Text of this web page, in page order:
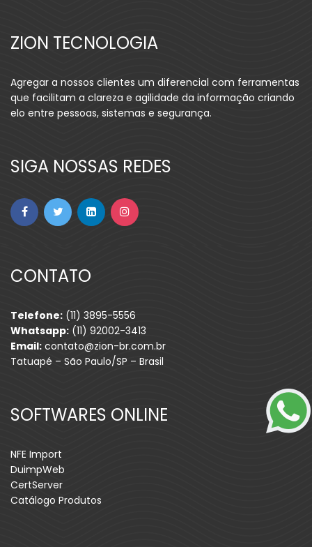
ZION TECNOLOGIA
Agregar a nossos clientes um diferencial com ferramentas
que facilitam a clareza e agilidade da informação criando
elo entre pessoas, sistemas e segurança.
SIGA NOSSAS REDES
CONTATO
Telefone: (11) 3895-5556
Whatsapp: (11) 92002-3413
Email: contato@zion-br.com.br
Tatuapé – São Paulo/SP – Brasil
SOFTWARES ONLINE
NFE Import
DuimpWeb
CertServer
Catálogo Produtos